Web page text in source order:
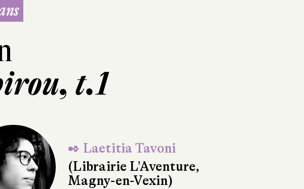
t.1
✒ Laetitia Tavoni
(Librairie L'Aventure,
Magny-en-Vexin)